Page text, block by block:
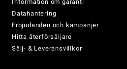
Information om garanti
Datahantering
Erbjudanden och kampanjer
Hitta återförsäljare
Sälj- & Leveransvillkor